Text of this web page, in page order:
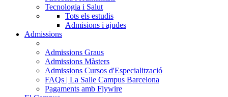
Tecnologia i Salut
Tots els estudis
Admisions i ajudes
Admissions
Admissions Graus
Admissions Màsters
Admissions Cursos d'Especialització
FAQs | La Salle Campus Barcelona
Pagaments amb Flywire